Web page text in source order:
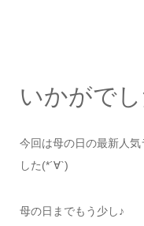
いかがでし
今回は母の日の最新人
した(*´∀`)
母の日までもう少し♪